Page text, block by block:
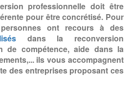
professionnelle doit être
pour être concrétisé. Pour
ont recours à des
dans la reconversion
de compétence, aide dans la
ils vous accompagnent
des entreprises proposant ces